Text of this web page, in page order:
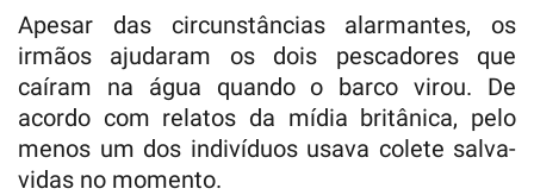
Apesar das circunstâncias alarmantes, os
irmãos ajudaram os dois pescadores que
caíram na água quando o barco virou. De
acordo com relatos da mídia britânica, pelo
menos um dos indivíduos usava colete salva-
vidas no momento.